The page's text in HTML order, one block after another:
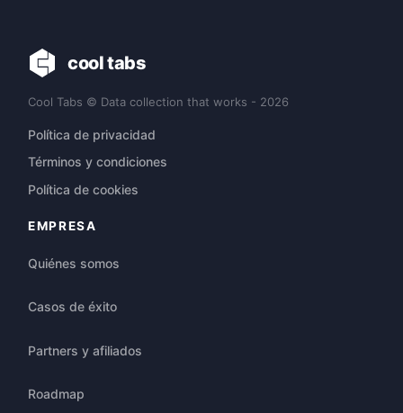
cool tabs
Cool Tabs © Data collection that works - 2026
Política de privacidad
Términos y condiciones
Política de cookies
EMPRESA
Quiénes somos
Casos de éxito
Partners y afiliados
Roadmap